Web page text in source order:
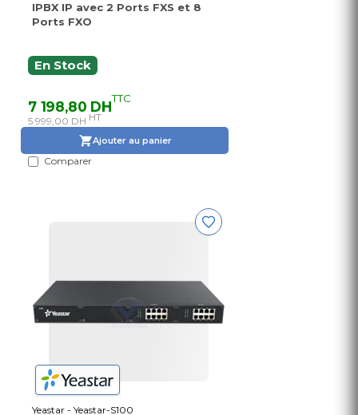
IPBX IP avec 2 Ports FXS et 8
Ports FXO
En Stock
7 198,80 DHTTC
5 999,00 DH HT
Ajouter au panier
Comparer
Yeastar - Yeastar-S100